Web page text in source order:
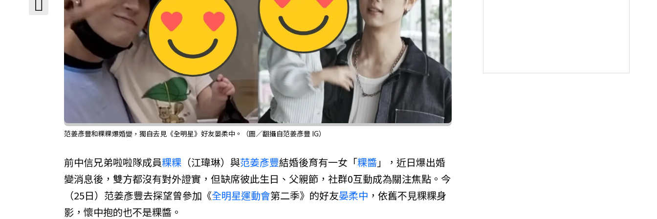
范姜彥豐和粿粿爆婚變，獨自去見《全明星》好友晏柔中。（圖／翻攝自范姜彥豐 IG）
前中信兄弟啦啦隊成員粿粿 （江瑋琳）與范姜彥豐結婚後育有一女「粿醬 」，近日爆出婚
變消息後，雙方都沒有對外證實，但缺席彼此生日、父親節，社群0互動成為關注焦點。今
（25日）范姜彥豐去探望曾參加《全明星運動會第二季》的好友晏柔中 ，依舊不見粿粿身
影，懷中抱的也不是粿醬。